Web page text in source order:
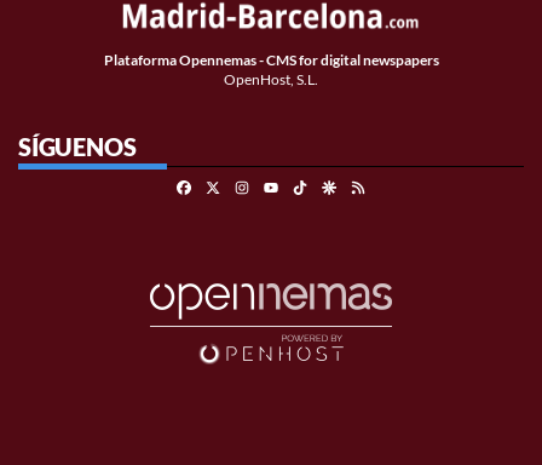
Plataforma Opennemas - CMS for digital newspapers
OpenHost, S.L.
SÍGUENOS
FacebookInstagramTikTokGoogle Discover